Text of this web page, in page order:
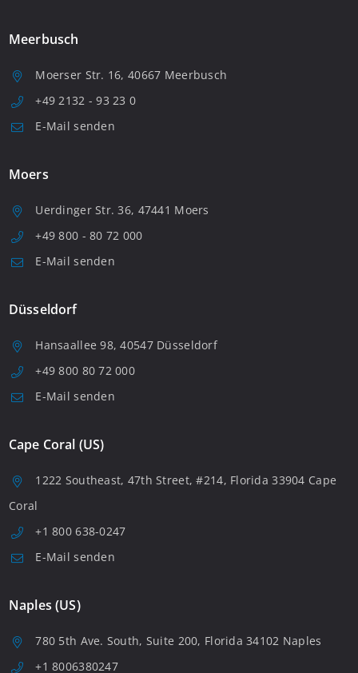
Meerbusch
Moerser Str. 16, 40667 Meerbusch
+49 2132 - 93 23 0
E-Mail senden
Moers
Uerdinger Str. 36, 47441 Moers
+49 800 - 80 72 000
E-Mail senden
Düsseldorf
Hansaallee 98, 40547 Düsseldorf
+49 800 80 72 000
E-Mail senden
Cape Coral (US)
1222 Southeast, 47th Street, #214, Florida 33904 Cape
Coral
+1 800 638-0247
E-Mail senden
Naples (US)
780 5th Ave. South, Suite 200, Florida 34102 Naples
+1 8006380247